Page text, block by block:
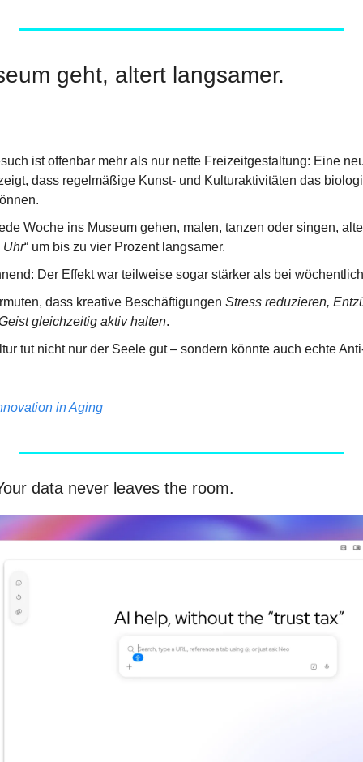
geht, altert langsamer.
ist offenbar mehr als nur nette Freizeitgestaltung: Eine
dass regelmäßige Kunst- und Kulturaktivitäten das
Woche ins Museum gehen, malen, tanzen oder singen,
Uhr“ um bis zu vier Prozent langsamer.
Der Effekt war teilweise sogar stärker als bei
dass kreative Beschäftigungen Stress reduzieren,
gleichzeitig aktiv halten.
tut nicht nur der Seele gut – sondern könnte auch echte
in Aging
data never leaves the room.